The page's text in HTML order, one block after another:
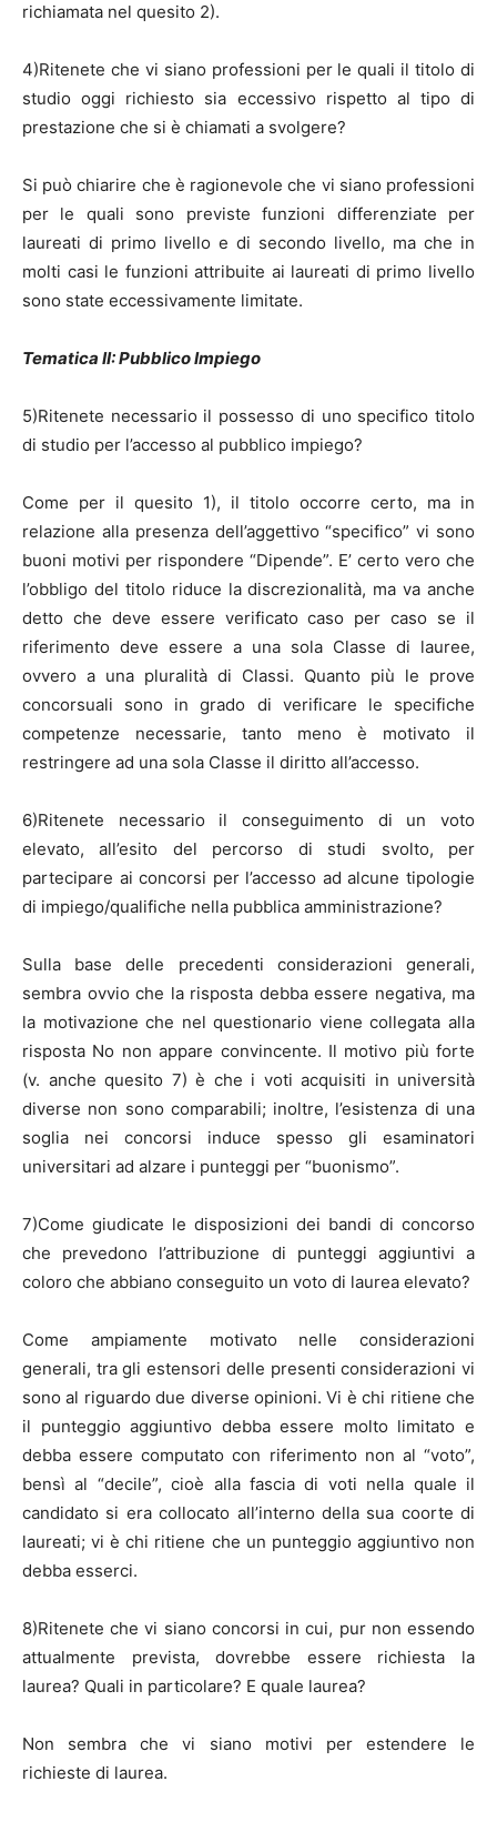
richiamata nel quesito 2).
4)Ritenete che vi siano professioni per le quali il titolo di
studio oggi richiesto sia eccessivo rispetto al tipo di
prestazione che si è chiamati a svolgere?
Si può chiarire che è ragionevole che vi siano professioni
per le quali sono previste funzioni differenziate per
laureati di primo livello e di secondo livello, ma che in
molti casi le funzioni attribuite ai laureati di primo livello
sono state eccessivamente limitate.
Tematica II: Pubblico Impiego
5)Ritenete necessario il possesso di uno specifico titolo
di studio per l’accesso al pubblico impiego?
Come per il quesito 1), il titolo occorre certo, ma in
relazione alla presenza dell’aggettivo “specifico” vi sono
buoni motivi per rispondere “Dipende”. E’ certo vero che
l’obbligo del titolo riduce la discrezionalità, ma va anche
detto che deve essere verificato caso per caso se il
riferimento deve essere a una sola Classe di lauree,
ovvero a una pluralità di Classi. Quanto più le prove
concorsuali sono in grado di verificare le specifiche
competenze necessarie, tanto meno è motivato il
restringere ad una sola Classe il diritto all’accesso.
6)Ritenete necessario il conseguimento di un voto
elevato, all’esito del percorso di studi svolto, per
partecipare ai concorsi per l’accesso ad alcune tipologie
di impiego/qualifiche nella pubblica amministrazione?
Sulla base delle precedenti considerazioni generali,
sembra ovvio che la risposta debba essere negativa, ma
la motivazione che nel questionario viene collegata alla
risposta No non appare convincente. Il motivo più forte
(v. anche quesito 7) è che i voti acquisiti in università
diverse non sono comparabili; inoltre, l’esistenza di una
soglia nei concorsi induce spesso gli esaminatori
universitari ad alzare i punteggi per “buonismo”.
7)Come giudicate le disposizioni dei bandi di concorso
che prevedono l’attribuzione di punteggi aggiuntivi a
coloro che abbiano conseguito un voto di laurea elevato?
Come ampiamente motivato nelle considerazioni
generali, tra gli estensori delle presenti considerazioni vi
sono al riguardo due diverse opinioni. Vi è chi ritiene che
il punteggio aggiuntivo debba essere molto limitato e
debba essere computato con riferimento non al “voto”,
bensì al “decile”, cioè alla fascia di voti nella quale il
candidato si era collocato all’interno della sua coorte di
laureati; vi è chi ritiene che un punteggio aggiuntivo non
debba esserci.
8)Ritenete che vi siano concorsi in cui, pur non essendo
attualmente prevista, dovrebbe essere richiesta la
laurea? Quali in particolare? E quale laurea?
Non sembra che vi siano motivi per estendere le
richieste di laurea.